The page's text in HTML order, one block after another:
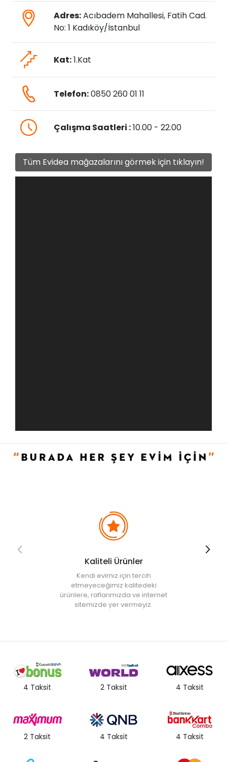
Adres:Acıbadem Mahallesi, Fatih Cad.
No: 1 Kadıköy/İstanbul
Kat:1.Kat
Telefon:0850 260 01 11
Çalışma Saatleri :10.00 - 22.00
Tüm Evidea mağazalarını görmek için tıklayın!
Kaliteli Ürünler
Kendi evimiz için tercih
etmeyeceğimiz kalitedeki
ürünlere, raflarımızda ve internet
sitemizde yer vermeyiz.
4 Taksit 2 Taksit 4 Taksit
2 Taksit 4 Taksit 4 Taksit